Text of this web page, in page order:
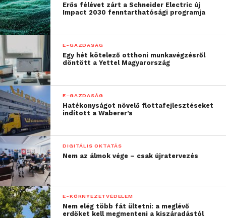
Erős félévet zárt a Schneider Electric új
Impact 2030 fenntarthatósági programja
E-GAZDASÁG
Egy hét kötelező otthoni munkavégzésről
döntött a Yettel Magyarország
E-GAZDASÁG
Hatékonyságot növelő flottafejlesztéseket
indított a Waberer’s
DIGITÁLIS OKTATÁS
Nem az álmok vége – csak újratervezés
E-KÖRNYEZETVÉDELEM
Nem elég több fát ültetni: a meglévő
erdőket kell megmenteni a kiszáradástól